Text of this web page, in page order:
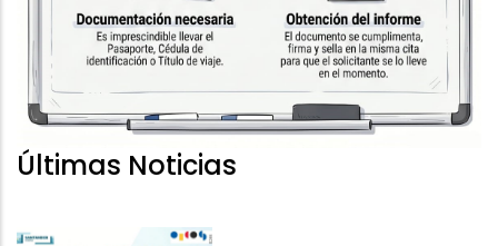
Últimas Noticias